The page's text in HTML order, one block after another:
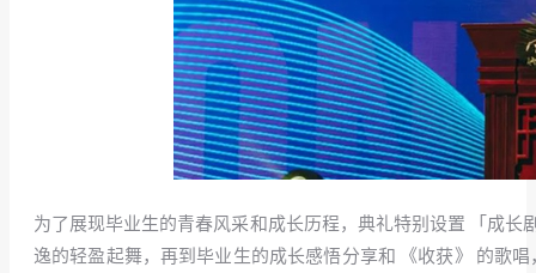
为了展现毕业生的青春风采和成长历程，典礼特别设置 「成
逸的轻盈起舞，再到毕业生的成长感悟分享和 《收获》 的歌